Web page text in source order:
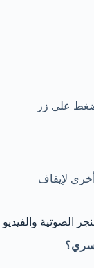
على زر
لإيقاف
الصوتية والفيديو
سري؟